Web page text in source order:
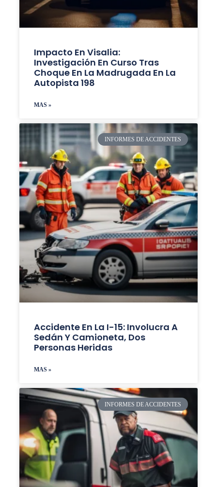
Impacto En Visalia:
Investigación En Curso Tras
Choque En La Madrugada En La
Autopista 198
MAS »
INFORMES DE ACCIDENTES
Accidente En La I-15: Involucra A
Sedán Y Camioneta, Dos
Personas Heridas
MAS »
INFORMES DE ACCIDENTES